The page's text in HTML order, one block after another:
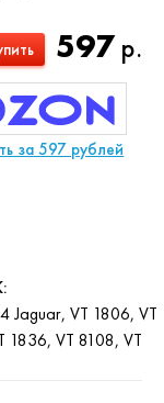
597р.
за 597 рублей
Jaguar, VT 1806, VT
1836, VT 8108, VT